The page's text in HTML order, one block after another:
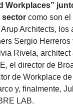
Workplaces”
sector como son
Architects, los
Sergio Herreros
Rivela,
el director de
de Workplace
y, finalmente,
LAB.